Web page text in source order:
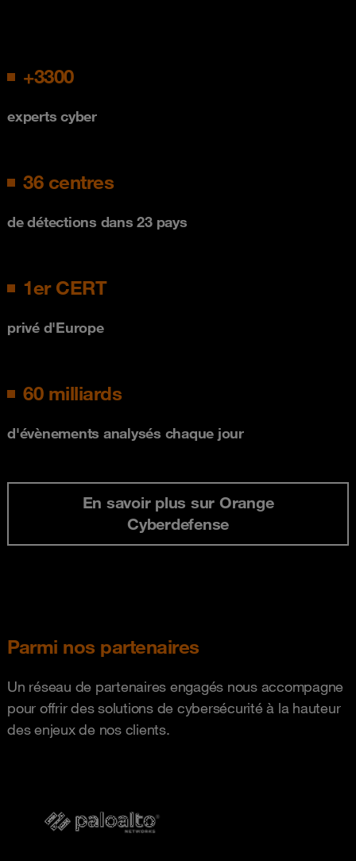
+3300
experts cyber
36 centres
de détections dans 23 pays
1er CERT
privé d'Europe
60 milliards
d'évènements analysés chaque jour
En savoir plus sur Orange
Cyberdefense
Parmi nos partenaires
Un réseau de partenaires engagés nous accompagne
pour offrir des solutions de cybersécurité à la hauteur
des enjeux de nos clients.